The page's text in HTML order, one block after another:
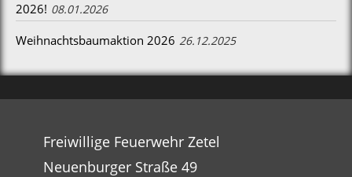
2026! 08.01.2026
Weihnachtsbaumaktion 2026 26.12.2025
Freiwillige Feuerwehr Zetel
Neuenburger Straße 49